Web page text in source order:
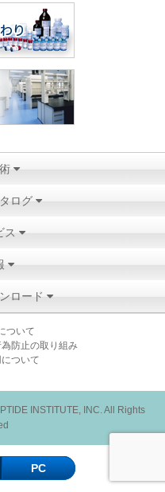
ログ
ス
ロード
ついて
防止の取り組み
ついて
INSTITUTE, INC. All Rights
PC